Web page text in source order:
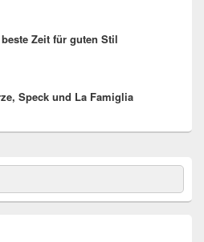
Zeit für guten Stil
Speck und La Famiglia